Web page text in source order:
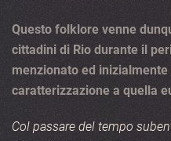
Questo folklore venne
cittadini di Rio durante il
menzionato ed
caratterizzazione a quella
Col passare del tempo